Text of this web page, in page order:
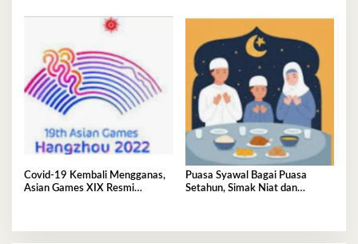
Covid-19 Kembali Mengganas,
Asian Games XIX Resmi
Puasa Syawal Bagai Puasa
Setahun, Simak Niat dan